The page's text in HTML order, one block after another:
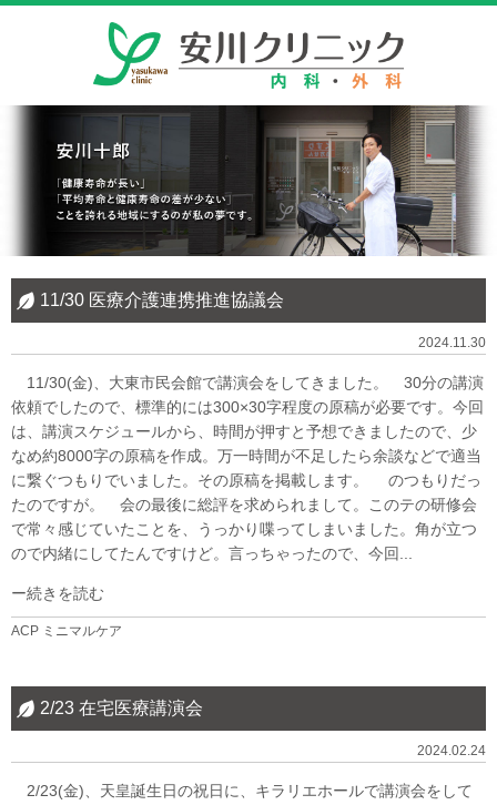
11/30 医療介護連携推進協議会
2024.11.30
11/30(金)、大東市民会館で講演会をしてきました。 30分の講演
依頼でしたので、標準的には300×30字程度の原稿が必要です。今回
は、講演スケジュールから、時間が押すと予想できましたので、少
なめ約8000字の原稿を作成。万一時間が不足したら余談などで適当
に繋ぐつもりでいました。その原稿を掲載します。 のつもりだっ
たのですが。 会の最後に総評を求められまして。このテの研修会
で常々感じていたことを、うっかり喋ってしまいました。角が立つ
ので内緒にしてたんですけど。言っちゃったので、今回...
続きを読む
ACP ミニマルケア
2/23 在宅医療講演会
2024.02.24
2/23(金)、天皇誕生日の祝日に、キラリエホールで講演会をして